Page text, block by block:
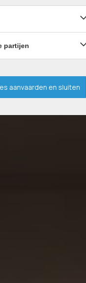
partijen
aanvaarden en sluiten